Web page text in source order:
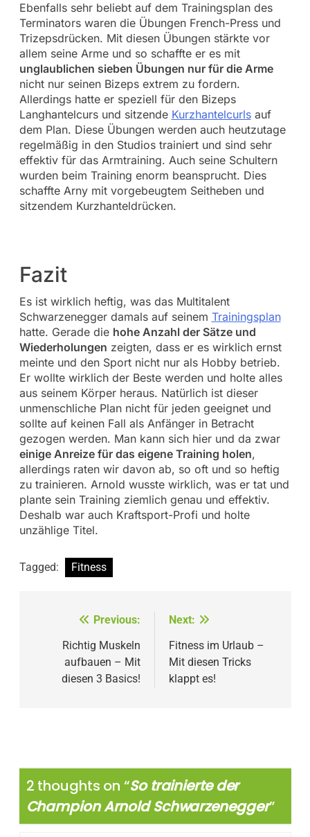
Ebenfalls sehr beliebt auf dem Trainingsplan des
Terminators waren die Übungen French-Press und
Trizepsdrücken. Mit diesen Übungen stärkte vor
allem seine Arme und so schaffte er es mit
unglaublichen sieben Übungen nur für die Arme
nicht nur seinen Bizeps extrem zu fordern.
Allerdings hatte er speziell für den Bizeps
Langhantelcurs und sitzende Kurzhantelcurlsauf
dem Plan. Diese Übungen werden auch heutzutage
regelmäßig in den Studios trainiert und sind sehr
effektiv für das Armtraining. Auch seine Schultern
wurden beim Training enorm beansprucht. Dies
schaffte Arny mit vorgebeugtem Seitheben und
sitzendem Kurzhanteldrücken.
Fazit
Es ist wirklich heftig, was das Multitalent
Schwarzenegger damals auf seinem Trainingsplan
hatte. Gerade die hohe Anzahl der Sätze und
Wiederholungen zeigten, dass er es wirklich ernst
meinte und den Sport nicht nur als Hobby betrieb.
Er wollte wirklich der Beste werden und holte alles
aus seinem Körper heraus. Natürlich ist dieser
unmenschliche Plan nicht für jeden geeignet und
sollte auf keinen Fall als Anfänger in Betracht
gezogen werden. Man kann sich hier und da zwar
einige Anreize für das eigene Training holen,
allerdings raten wir davon ab, so oft und so heftig
zu trainieren. Arnold wusste wirklich, was er tat und
plante sein Training ziemlich genau und effektiv.
Deshalb war auch Kraftsport-Profi und holte
unzählige Titel.
Tagged: Fitness
Beitragsnavigation
Previous:
Richtig Muskeln
aufbauen – Mit
diesen 3 Basics!
Next:
Fitness im Urlaub –
Mit diesen Tricks
klappt es!
2 thoughts on “So trainierte der
Champion Arnold Schwarzenegger”